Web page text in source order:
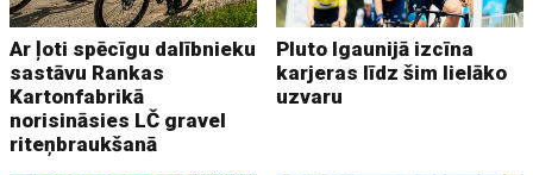
Ar ļoti spēcīgu dalībnieku
sastāvu Rankas
Kartonfabrikā
norisināsies LČ gravel
riteņbraukšanā
Pluto Igaunijā izcīna
karjeras līdz šim lielāko
uzvaru